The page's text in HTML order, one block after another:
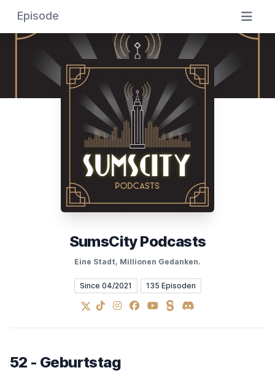
Episode
SumsCity Podcasts
Eine Stadt, Millionen Gedanken.
Since 04/2021 135 Episoden
X TikTokInstagram
Facebook
YouTube
SteadyDiscord
52 - Geburtstag